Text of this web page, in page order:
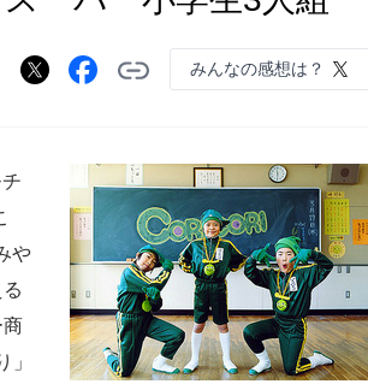
みんなの感想は？
や
商
」